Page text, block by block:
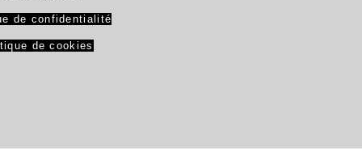
de confidentialité
de cookies